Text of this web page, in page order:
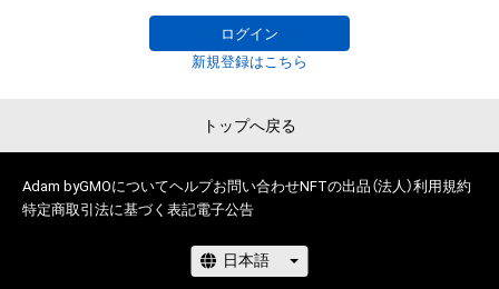
ログイン
新規登録はこちら
トップへ戻る
Adam byGMOについてヘルプお問い合わせNFTの出品（法人）利用規約
特定商取引法に基づく表記電子公告